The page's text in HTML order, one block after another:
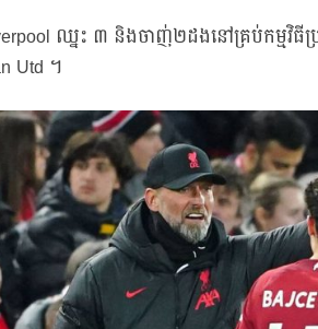
ឈ្នះ ៣ និងចាញ់២ដងនៅគ្រប់កម្មវិ
Utd ។